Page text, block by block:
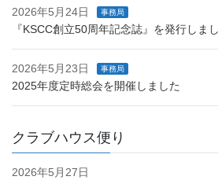
2026年5月24日 事務局
『KSCC創立50周年記念誌』を発行しま
2026年5月23日 事務局
2025年度定時総会を開催しました
クラブハウス便り
2026年5月27日